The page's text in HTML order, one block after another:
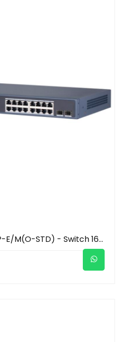
HIKVISION DS-3E0518P-E/M(O-STD) - Switch 16 Ports Gigabit POE Unmanaged (Gestion intelligente) - 2 Port Gigabit Fibre Optique SFP